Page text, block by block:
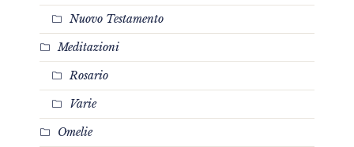
Nuovo Testamento
Meditazioni
Rosario
Varie
Omelie